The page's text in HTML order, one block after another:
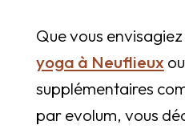
Que vous
yoga à Neuflieux
supplémentaires
par evolum, vous